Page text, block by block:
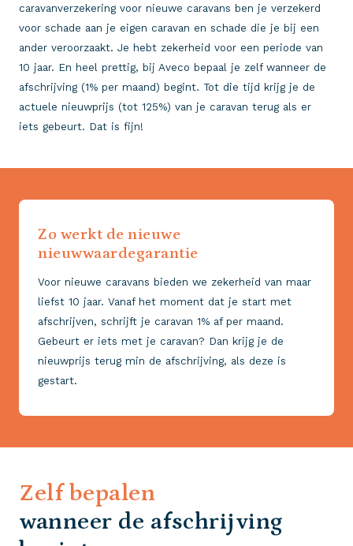
caravanverzekering voor nieuwe caravans ben je verzekerd
voor schade aan je eigen caravan en schade die je bij een
ander veroorzaakt. Je hebt zekerheid voor een periode van
10 jaar. En heel prettig, bij Aveco bepaal je zelf wanneer de
afschrijving (1% per maand) begint. Tot die tijd krijg je de
actuele nieuwprijs (tot 125%) van je caravan terug als er
iets gebeurt. Dat is fijn!
Zo werkt de nieuwe
nieuwwaardegarantie
Voor nieuwe caravans bieden we zekerheid van maar
liefst 10 jaar. Vanaf het moment dat je start met
afschrijven, schrijft je caravan 1% af per maand.
Gebeurt er iets met je caravan? Dan krijg je de
nieuwprijs terug min de afschrijving, als deze is
gestart.
Zelf bepalen
wanneer de afschrijving